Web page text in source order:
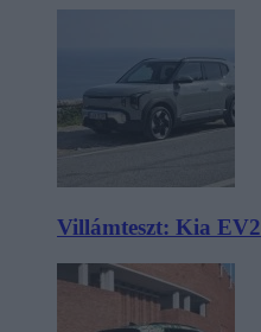
Villámteszt: Kia EV2